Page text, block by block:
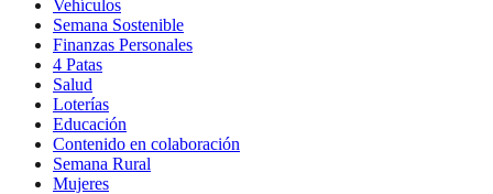
Vehículos
Semana Sostenible
Finanzas Personales
4 Patas
Salud
Loterías
Educación
Contenido en colaboración
Semana Rural
Mujeres